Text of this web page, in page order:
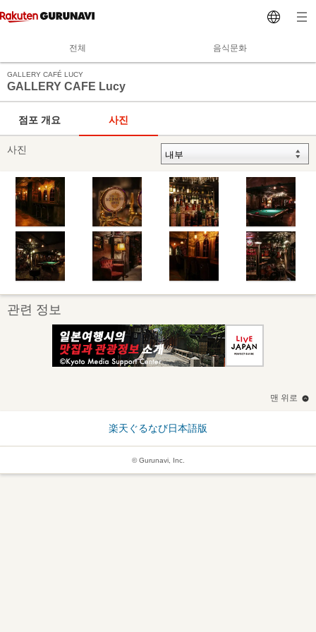
전체 음식문화
GALLERY CAFÉ LUCY
GALLERY CAFE Lucy
점포 개요 사진
사진
관련 정보
맨 위로
楽天ぐるなび日本語版
© Gurunavi, Inc.